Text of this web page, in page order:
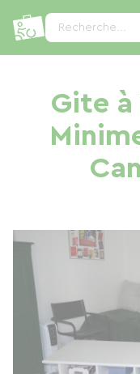
Recherche...
Gite à
Panneau de